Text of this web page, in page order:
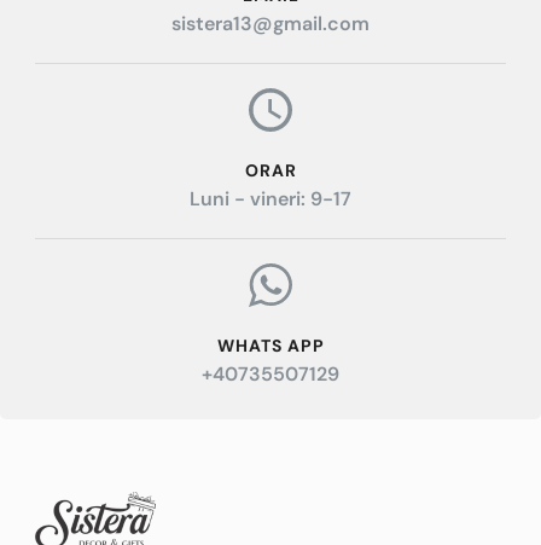
sistera13@gmail.com
ORAR
Luni - vineri: 9-17
WHATS APP
+40735507129